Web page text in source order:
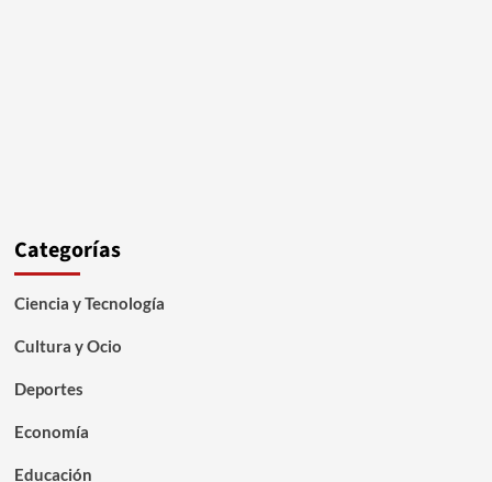
Categorías
Ciencia y Tecnología
Cultura y Ocio
Deportes
Economía
Educación